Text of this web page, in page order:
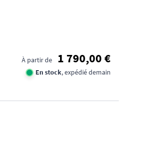
À partir de 1 790,00 €
En stock, expédié demain